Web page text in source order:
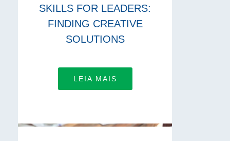
SKILLS FOR LEADERS:
FINDING CREATIVE
SOLUTIONS
LEIA MAIS